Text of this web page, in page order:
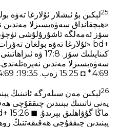
25لېكىن بۇ ئىشلار ئۇلارغا تەۋە
«ھېچقانداق سەۋەبسىزلا
4:69.* ◘ 15:25 زەب. 35‏:19؛ 69‏:4*
26لېكىن مەن سىلەرگە ئاتىنىڭ
يەنى ئاتىنىڭ يېنىدىن چىققۇچى
يېنىدىن چىققۇچى ھەقىقەتنىڭ